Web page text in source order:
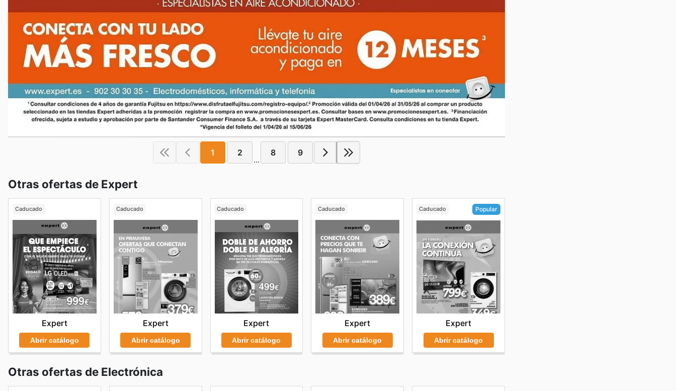
1 2
...
8 9
Otras ofertas de Expert
Caducado
Expert
Abrir catálogo
Caducado
Expert
Abrir catálogo
Caducado
Expert
Abrir catálogo
Caducado
Expert
Abrir catálogo
Caducado Popular
Expert
Abrir catálogo
Otras ofertas de Electrónica